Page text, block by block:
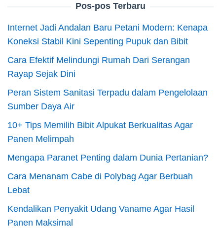
Pos-pos Terbaru
Internet Jadi Andalan Baru Petani Modern: Kenapa
Koneksi Stabil Kini Sepenting Pupuk dan Bibit
Cara Efektif Melindungi Rumah Dari Serangan
Rayap Sejak Dini
Peran Sistem Sanitasi Terpadu dalam Pengelolaan
Sumber Daya Air
10+ Tips Memilih Bibit Alpukat Berkualitas Agar
Panen Melimpah
Mengapa Paranet Penting dalam Dunia Pertanian?
Cara Menanam Cabe di Polybag Agar Berbuah
Lebat
Kendalikan Penyakit Udang Vaname Agar Hasil
Panen Maksimal